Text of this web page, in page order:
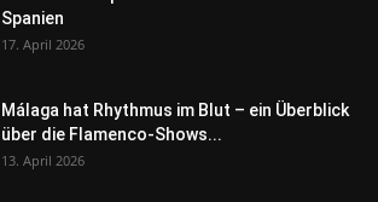
Spanien
17. April 2026
Málaga hat Rhythmus im Blut – ein Überblick
über die Flamenco-Shows...
13. April 2026